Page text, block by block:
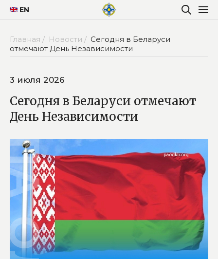
EN
Главная / Новости / Сегодня в Беларуси
отмечают День Независимости
3 июля 2026
Сегодня в Беларуси отмечают
День Независимости